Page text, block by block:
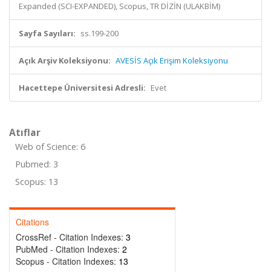
Expanded (SCI-EXPANDED), Scopus, TR DİZİN (ULAKBİM)
Sayfa Sayıları: ss.199-200
Açık Arşiv Koleksiyonu: AVESİS Açık Erişim Koleksiyonu
Hacettepe Üniversitesi Adresli: Evet
Atıflar
Web of Science: 6
Pubmed: 3
Scopus: 13
Citations
CrossRef - Citation Indexes: 3
PubMed - Citation Indexes: 2
Scopus - Citation Indexes: 13